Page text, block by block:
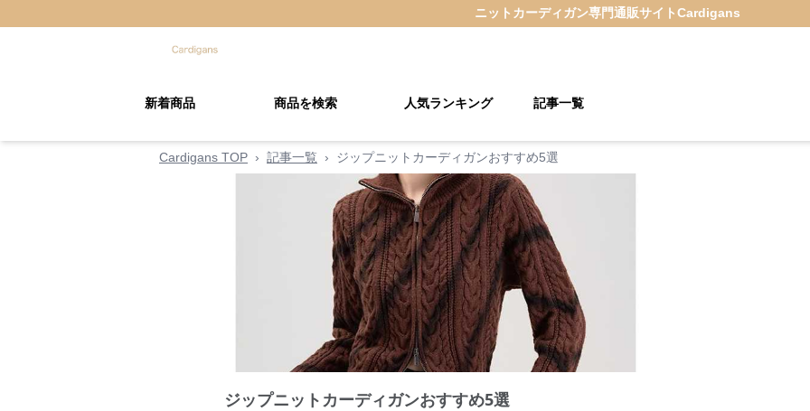
ニットカーディガン専門通販サイトCardigans
新着商品 商品を検索 人気ランキング 記事一覧
Cardigans TOP › 記事一覧 › ジップニットカーディガンおすすめ5選
ジップニットカーディガンおすすめ5選